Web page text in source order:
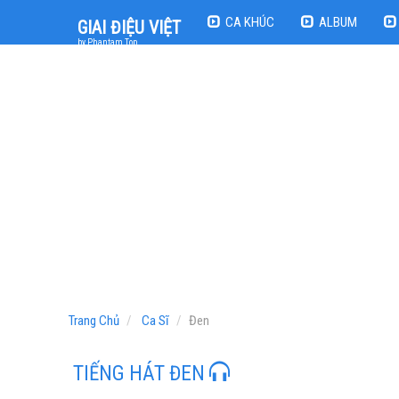
GIAI ĐIỆU VIỆT
by Phantam Top
CA KHÚC ALBUM
Trang Chủ Ca Sĩ Đen
TIẾNG HÁT ĐEN